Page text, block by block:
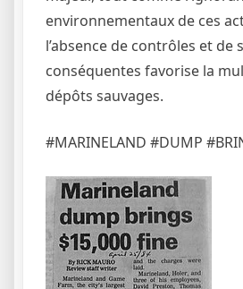
environnementaux de ces
l’absence de contrôles et de
conséquentes favorise la
dépôts sauvages.
#MARINELAND #DUMP